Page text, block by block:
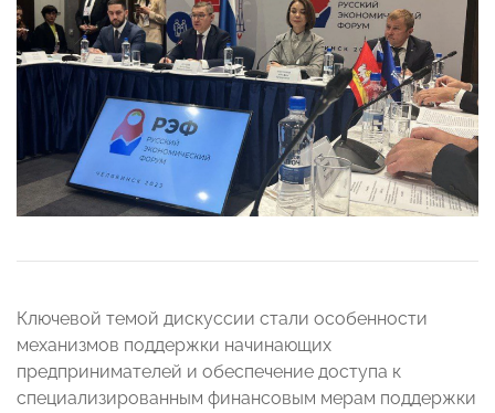
Ключевой темой дискуссии стали особенности
механизмов поддержки начинающих
предпринимателей и обеспечение доступа к
специализированным финансовым мерам поддержки